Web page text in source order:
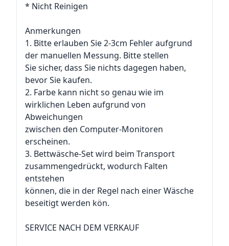
* Nicht Reinigen
Anmerkungen
1. Bitte erlauben Sie 2-3cm Fehler aufgrund
der manuellen Messung. Bitte stellen
Sie sicher, dass Sie nichts dagegen haben,
bevor Sie kaufen.
2. Farbe kann nicht so genau wie im
wirklichen Leben aufgrund von
Abweichungen
zwischen den Computer-Monitoren
erscheinen.
3. Bettwäsche-Set wird beim Transport
zusammengedrückt, wodurch Falten
entstehen
können, die in der Regel nach einer Wäsche
beseitigt werden kön.
SERVICE NACH DEM VERKAUF